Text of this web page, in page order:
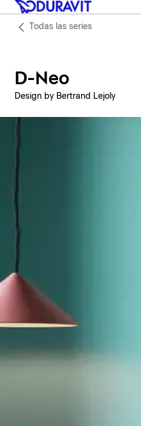
Todas las series
D-Neo
Design by Bertrand Lejoly